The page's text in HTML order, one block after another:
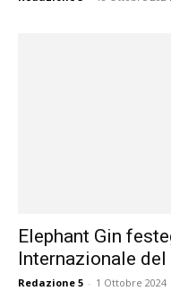
Elephant Gin
Internazionale
Redazione 5 - 1 Ottobre 2024